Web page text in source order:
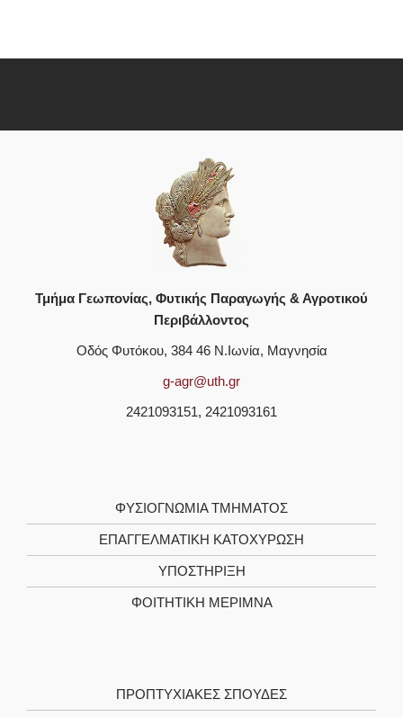
Τμήμα Γεωπονίας, Φυτικής Παραγωγής & Αγροτικού
Περιβάλλοντος
Οδός Φυτόκου, 384 46 Ν.Ιωνία, Μαγνησία
g-agr@uth.gr
2421093151, 2421093161
ΦΥΣΙΟΓΝΩΜΙΑ ΤΜΗΜΑΤΟΣ
ΕΠΑΓΓΕΛΜΑΤΙΚΗ ΚΑΤΟΧΥΡΩΣΗ
ΥΠΟΣΤΗΡΙΞΗ
ΦΟΙΤΗΤΙΚΗ ΜΕΡΙΜΝΑ
ΠΡΟΠΤΥΧΙΑΚΕΣ ΣΠΟΥΔΕΣ